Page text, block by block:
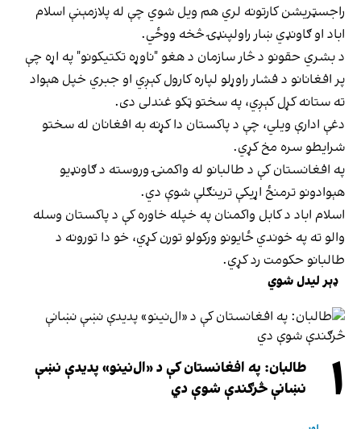
راجسټریشن کارتونه لري هم ویل شوي چې له پلازمېنې اسلام
اباد او ګاونډي ښار راولپنډۍ څخه ووځي.
د بشري حقونو د څار سازمان د هغو "ناوړه تکتیکونو" په اړه چې
پر افغانانو د فشار راوړلو لپاره کارول کېږي او جبري خپل هېواد
ته ستانه کړل کېږي، په سختو ټکو غندلی دی.
دغې ادارې ویلي، چې د پاکستان دا کړنه به افغانان له سختو
شرایطو سره مخ کړي.
په افغانستان کې د طالبانو له واکمنۍ وروسته د ګاونډيو
هېوادونو ترمنځ اړيکې ترينګلې شوې دي.
اسلام اباد د کابل واکمنان په خپله خاوره کې د پاکستان وسله
والو ته په خوندي ځایونو ورکولو تورن کړي، خو دا تورونه د
طالبانو حکومت رد کړي.
ډېر لیدل شوي
۱
طالبان: په افغانستان کې د «ال‌نینو» پدیدې نښې
نښانې څرګندې شوې دي